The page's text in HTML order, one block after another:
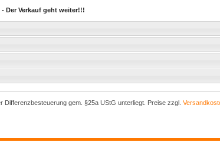
Der Verkauf geht weiter!!!
gem. §25a UStG unterliegt. Preise zzgl.